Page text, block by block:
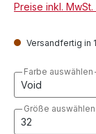
Preise inkl.
Versandfertig in
Farbe auswählen
Größe auswählen